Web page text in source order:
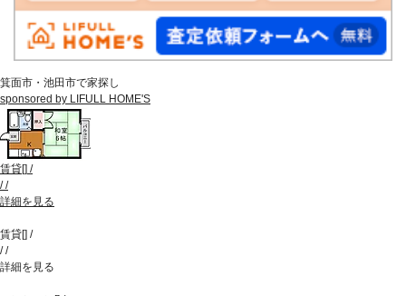
箕面市・池田市で家探し
sponsored by LIFULL HOME'S
賃貸[] /
//
詳細を見る
賃貸[] /
//
詳細を見る